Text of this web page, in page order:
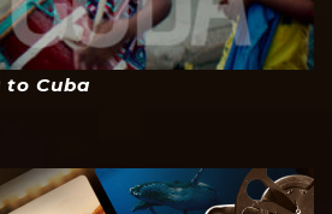
to Cuba